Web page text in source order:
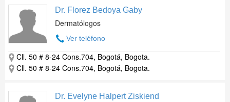
Dr. Florez Bedoya Gaby
Dermatólogos
Ver teléfono
Cll. 50 # 8-24 Cons.704, Bogotá, Bogota.
Cll. 50 # 8-24 Cons.704, Bogotá, Bogota.
Dr. Evelyne Halpert Ziskiend